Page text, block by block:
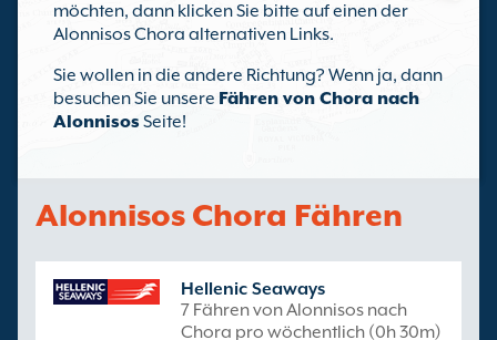
möchten, dann klicken Sie bitte auf einen der
Alonnisos Chora alternativen Links.
Sie wollen in die andere Richtung? Wenn ja, dann
besuchen Sie unsere Fähren von Chora nach
Alonnisos Seite!
Alonnisos Chora Fähren
Hellenic Seaways
7 Fähren von Alonnisos nach
Chora pro wöchentlich (0h 30m)